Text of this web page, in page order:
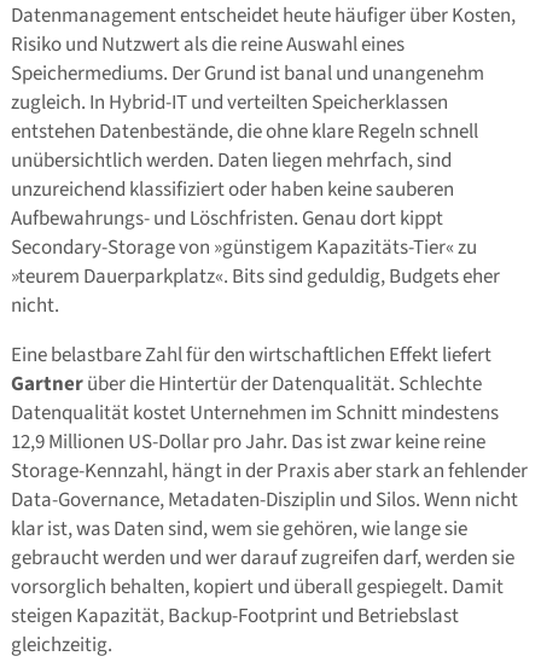
Datenmanagement entscheidet heute häufiger über Kosten,
Risiko und Nutzwert als die reine Auswahl eines
Speichermediums. Der Grund ist banal und unangenehm
zugleich. In Hybrid-IT und verteilten Speicherklassen
entstehen Datenbestände, die ohne klare Regeln schnell
unübersichtlich werden. Daten liegen mehrfach, sind
unzureichend klassifiziert oder haben keine sauberen
Aufbewahrungs- und Löschfristen. Genau dort kippt
Secondary-Storage von »günstigem Kapazitäts-Tier« zu
»teurem Dauerparkplatz«. Bits sind geduldig, Budgets eher
nicht.
Eine belastbare Zahl für den wirtschaftlichen Effekt liefert
Gartnerüber die Hintertür der Datenqualität. Schlechte
Datenqualität kostet Unternehmen im Schnitt mindestens
12,9 Millionen US-Dollar pro Jahr. Das ist zwar keine reine
Storage-Kennzahl, hängt in der Praxis aber stark an fehlender
Data-Governance, Metadaten-Disziplin und Silos. Wenn nicht
klar ist, was Daten sind, wem sie gehören, wie lange sie
gebraucht werden und wer darauf zugreifen darf, werden sie
vorsorglich behalten, kopiert und überall gespiegelt. Damit
steigen Kapazität, Backup-Footprint und Betriebslast
gleichzeitig.